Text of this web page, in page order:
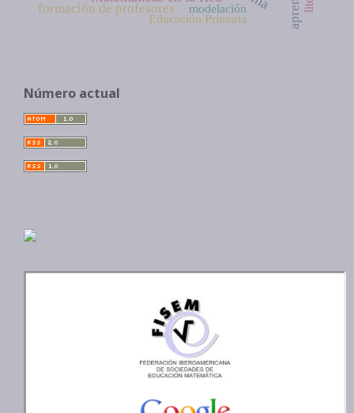
formación de profesores
Educación Primaria
modelación
Número actual